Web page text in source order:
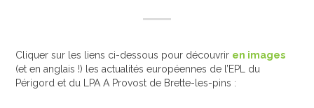
INTERNATIONAL
TEMPS FORTS
Cliquer sur les liens ci-dessous pour découvrir en images
(et en anglais !) les actualités européennes de l’EPL du
Périgord et du LPA A Provost de Brette-les-pins :